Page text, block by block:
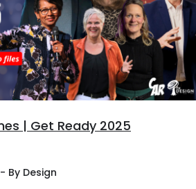
| Get Ready 2025
By Design